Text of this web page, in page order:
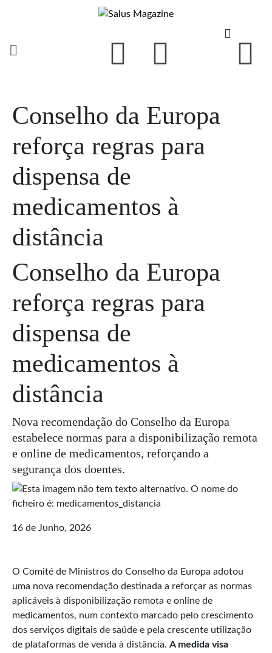
Conselho da Europa
reforça regras para
dispensa de
medicamentos à
distância
Conselho da Europa
reforça regras para
dispensa de
medicamentos à
distância
Nova recomendação do Conselho da Europa
estabelece normas para a disponibilização remota
e online de medicamentos, reforçando a
segurança dos doentes.
16 de Junho, 2026
O Comité de Ministros do Conselho da Europa adotou
uma nova recomendação destinada a reforçar as normas
aplicáveis à disponibilização remota e online de
medicamentos, num contexto marcado pelo crescimento
dos serviços digitais de saúde e pela crescente utilização
de plataformas de venda à distância. A medida visa